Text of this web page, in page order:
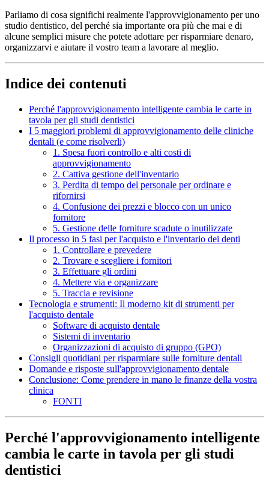
Parliamo di cosa significhi realmente l'approvvigionamento per uno
studio dentistico, del perché sia importante ora più che mai e di
alcune semplici misure che potete adottare per risparmiare denaro,
organizzarvi e aiutare il vostro team a lavorare al meglio.
Indice dei contenuti
Perché l'approvvigionamento intelligente cambia le carte in
tavola per gli studi dentistici
I 5 maggiori problemi di approvvigionamento delle cliniche
dentali (e come risolverli)
1. Spesa fuori controllo e alti costi di
approvvigionamento
2. Cattiva gestione dell'inventario
3. Perdita di tempo del personale per ordinare e
rifornirsi
4. Confusione dei prezzi e blocco con un unico
fornitore
5. Gestione delle forniture scadute o inutilizzate
Il processo in 5 fasi per l'acquisto e l'inventario dei denti
1. Controllare e prevedere
2. Trovare e scegliere i fornitori
3. Effettuare gli ordini
4. Mettere via e organizzare
5. Traccia e revisione
Tecnologia e strumenti: Il moderno kit di strumenti per
l'acquisto dentale
Software di acquisto dentale
Sistemi di inventario
Organizzazioni di acquisto di gruppo (GPO)
Consigli quotidiani per risparmiare sulle forniture dentali
Domande e risposte sull'approvvigionamento dentale
Conclusione: Come prendere in mano le finanze della vostra
clinica
FONTI
Perché l'approvvigionamento intelligente
cambia le carte in tavola per gli studi
dentistici